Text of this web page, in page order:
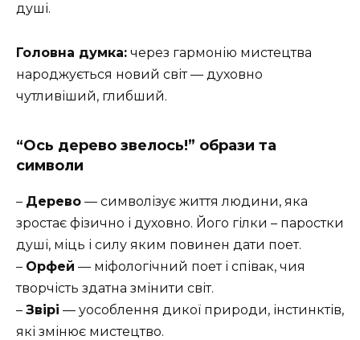
душі.
Головна думка: через гармонію мистецтва
народжується новий світ — духовно
чутливіший, глибший.
“Ось дерево звелось!” образи та
символи
– Дерево — символізує життя людини, яка
зростає фізично і духовно. Його гілки – паростки
душі, міць і силу яким повинен дати поет.
– Орфей — міфологічний поет і співак, чия
творчість здатна змінити світ.
– Звірі — уособлення дикої природи, інстинктів,
які змінює мистецтво.